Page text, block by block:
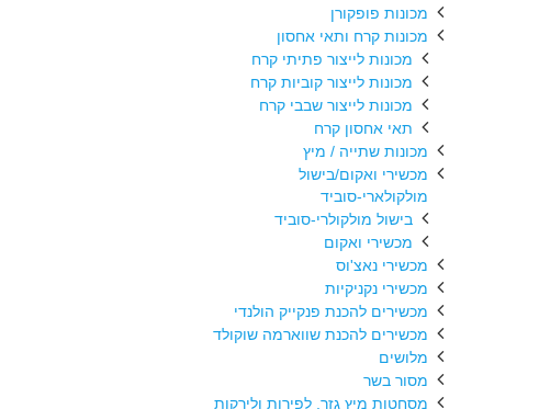
מכונות פופקורן
מכונות קרח ותאי אחסון
מכונות לייצור פתיתי קרח
מכונות לייצור קוביות קרח
מכונות לייצור שבבי קרח
תאי אחסון קרח
מכונות שתייה / מיץ
מכשירי ואקום/בישול
מולקולארי-סוביד
בישול מולקולרי-סוביד
מכשירי ואקום
מכשירי נאצ'וס
מכשירי נקניקיות
מכשירים להכנת פנקייק הולנדי
מכשירים להכנת שווארמה שוקולד
מלושים
מסור בשר
מסחטות מיץ גזר, לפירות ולירקות